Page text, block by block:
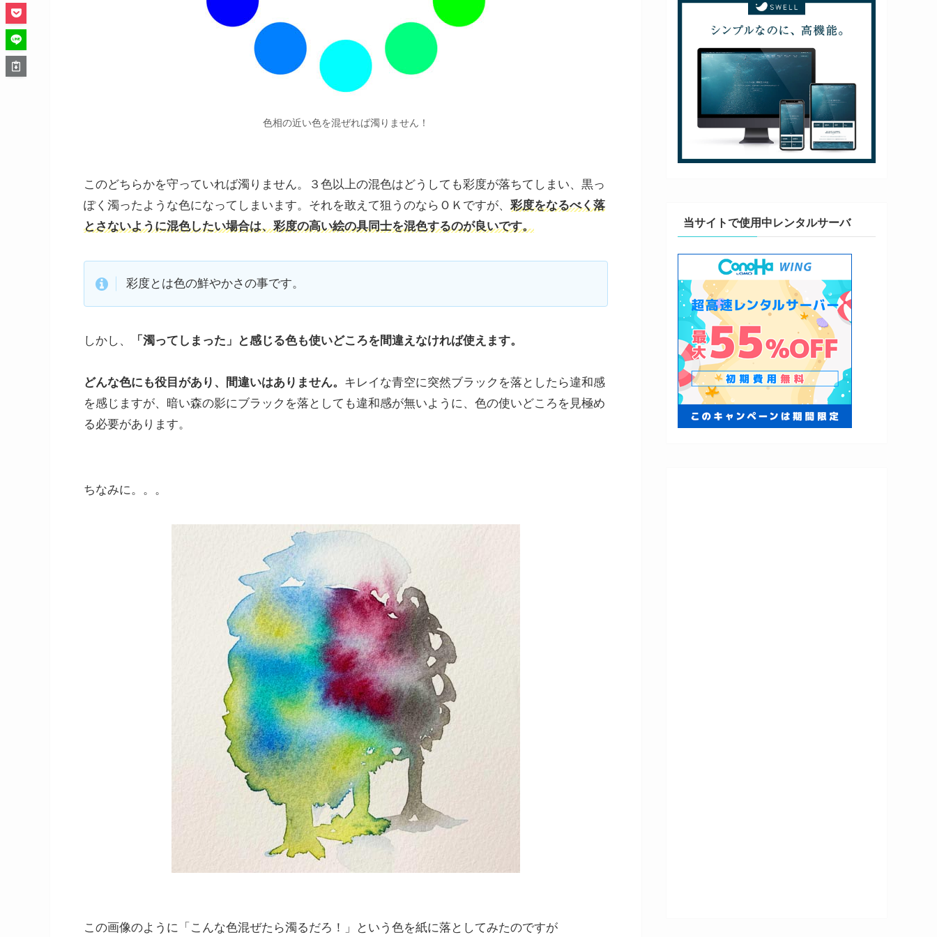
色相の近い色を混ぜれば濁りません！
このどちらかを守っていれば濁りません。３色以上の混色はどうしても彩度が落ちてしまい、黒っ
ぽく濁ったような色になってしまいます。それを敢えて狙うのならＯＫですが、 彩度をなるべく落
とさないように混色したい場合は、彩度の高い絵の具同士を混色するのが良いです。
彩度とは色の鮮やかさの事です。
しかし、 「濁ってしまった」と感じる色も使いどころを間違えなければ使えます。
どんな色にも役目があり、間違いはありません。 キレイな青空に突然ブラックを落としたら違和感
を感じますが、暗い森の影にブラックを落としても違和感が無いように、色の使いどころを見極め
る必要があります。
ちなみに。。。
この画像のように「こんな色混ぜたら濁るだろ！」という色を紙に落としてみたのですが
当サイトで使用中レンタルサーバ